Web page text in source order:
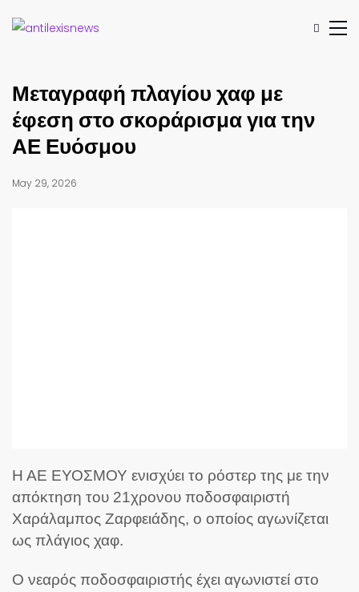
Μεταγραφή πλαγίου χαφ με
έφεση στο σκοράρισμα για την
ΑΕ Ευόσμου
May 29, 2026
Η ΑΕ ΕΥΟΣΜΟΥ ενισχύει το ρόστερ της με την
απόκτηση του 21χρονου ποδοσφαιριστή
Χαράλαμπος Ζαρφειάδης, ο οποίος αγωνίζεται
ως πλάγιος χαφ.
Ο νεαρός ποδοσφαιριστής έχει αγωνιστεί στο